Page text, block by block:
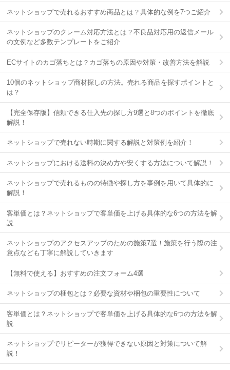
ネットショップで売れるおすすめ商品とは？具体的な例を7つご紹介
ネットショップのクレーム対応方法とは？不良品対応用の返信メール
の文例など多数テンプレートをご紹介
ECサイトのカゴ落ちとは？カゴ落ちの原因や対策・改善方法を解説
10個のネットショップ商材探しの方法。売れる商品を探すポイントと
は？
【完全保存版】信頼できる仕入先の探し方9選と8つのポイントを徹底
解説！
ネットショップで売れない時期に関する解説と対策例を紹介！
ネットショップにおける送料の決め方や安くする方法について解説！
ネットショップで売れるものの特徴や探し方を事例を用いて具体的に
解説！
客単価とは？ネットショップで客単価を上げる具体的な6つの方法を解
説
ネットショップのアクセスアップのための施策7選！施策を行う際の注
意点なども丁寧に解説していきます
【無料で使える】おすすめの注文フォーム4選
ネットショップの梱包とは？必要な資材や梱包の重要性について
客単価とは？ネットショップで客単価を上げる具体的な6つの方法を解
説
ネットショップでリピーターが獲得できない原因と対策について解
説！